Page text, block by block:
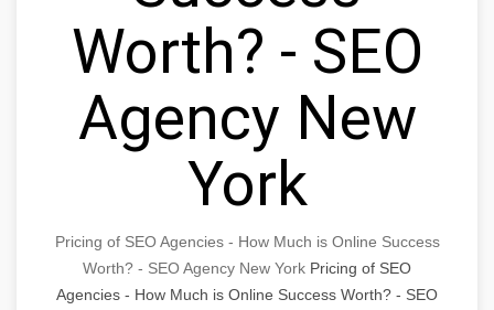
Worth? - SEO
Agency New
York
Pricing of SEO Agencies - How Much is Online Success
Worth? - SEO Agency New York Pricing of SEO
Agencies - How Much is Online Success Worth? - SEO